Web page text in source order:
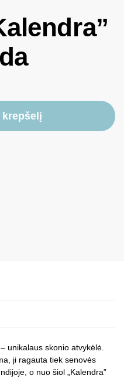
krepšelį
– unikalaus skonio atvykėlė.
ji ragauta tiek senovės
o nuo šiol „Kalendra”